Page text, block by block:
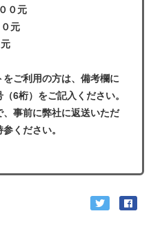
０元
元
ご利用の方は、備考欄に
6桁）をご記入ください。
事前に弊社に返送いただ
ください。